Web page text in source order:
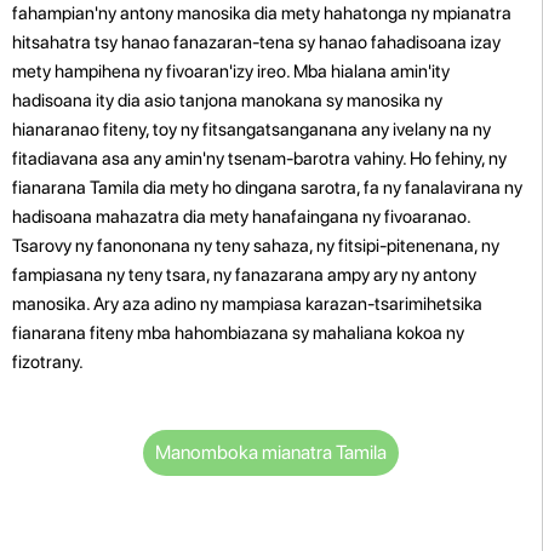
fahampian'ny antony manosika dia mety hahatonga ny mpianatra
hitsahatra tsy hanao fanazaran-tena sy hanao fahadisoana izay
mety hampihena ny fivoaran'izy ireo. Mba hialana amin'ity
hadisoana ity dia asio tanjona manokana sy manosika ny
hianaranao fiteny, toy ny fitsangatsanganana any ivelany na ny
fitadiavana asa any amin'ny tsenam-barotra vahiny. Ho fehiny, ny
fianarana Tamila dia mety ho dingana sarotra, fa ny fanalavirana ny
hadisoana mahazatra dia mety hanafaingana ny fivoaranao.
Tsarovy ny fanononana ny teny sahaza, ny fitsipi-pitenenana, ny
fampiasana ny teny tsara, ny fanazarana ampy ary ny antony
manosika. Ary aza adino ny mampiasa karazan-tsarimihetsika
fianarana fiteny mba hahombiazana sy mahaliana kokoa ny
fizotrany.
Manomboka mianatra Tamila